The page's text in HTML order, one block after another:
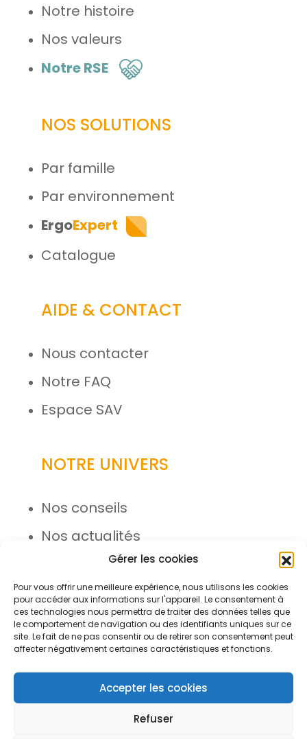
Gérer les cookies
Pour vous offrir une meilleure expérience, nous utilisons les cookies
pour accéder aux informations sur l'appareil. Le consentement à
ces technologies nous permettra de traiter des données telles que
le comportement de navigation ou des identifiants uniques sur ce
site. Le fait de ne pas consentir ou de retirer son consentement peut
affecter négativement certaines caractéristiques et fonctions.
Accepter les cookies
Refuser
Notre histoire
Nos valeurs
Notre RSE
NOS SOLUTIONS
Par famille
Par environnement
ErgoExpert
Catalogue
AIDE & CONTACT
Nous contacter
Notre FAQ
Espace SAV
NOTRE UNIVERS
Nos conseils
Nos actualités
Rejoignez l’équipe
© Azergo 2026 - Tous droits réservés